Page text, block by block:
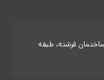
فرشته، طبقه